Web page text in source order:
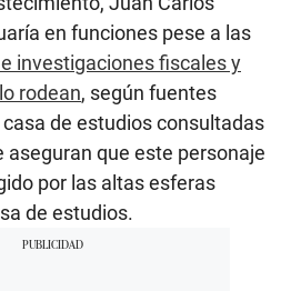
en funciones pese a las
investigaciones fiscales y
rodean, según fuentes
de estudios consultadas
aseguran que este personaje
por las altas esferas
de estudios.